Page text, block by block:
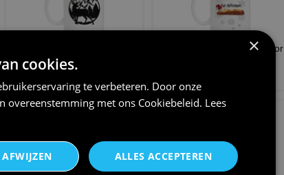
besneeuwde bergtoppen
€ 12,95
Koffie kerst mok All i want for
×
cookies.
te verbeteren. Door onze
overeenstemming met ons Cookiebeleid. Lees
ALLES ACCEPTEREN